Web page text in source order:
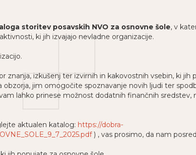
storitev posavskih NVO za osnovne šole, v
ki jih izvajajo nevladne organizacije.
znanja, izkušenj ter izvirnih in kakovostnih vsebin, ki jih
jim omogočite spoznavanje novih ljudi ter
lahko prinese možnost dodatnih finančnih sredstev,
aktualen katalog: https://dobra-
) , vas prosimo, da nam